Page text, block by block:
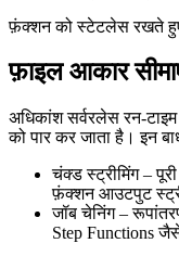
फ़ंक्शन को स्टेटलेस रखते हुए
फ़ाइल आकार
अधिकांश सर्वरलेस
को पार कर जाता है। इन
चंक्ड स्ट्रीमिंग–
फ़ंक्शन आउटपुट
जॉब चेनिंग–
Step Functions